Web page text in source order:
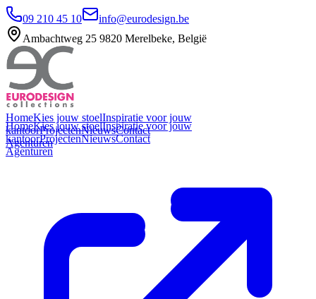
09 210 45 10
info@eurodesign.be
Ambachtweg 25 9820 Merelbeke, België
HomeKies jouw stoelInspiratie voor jouw
kantoorProjectenNieuwsContact
Agenturen
HomeKies jouw stoelInspiratie voor jouw
kantoorProjectenNieuwsContact
Agenturen